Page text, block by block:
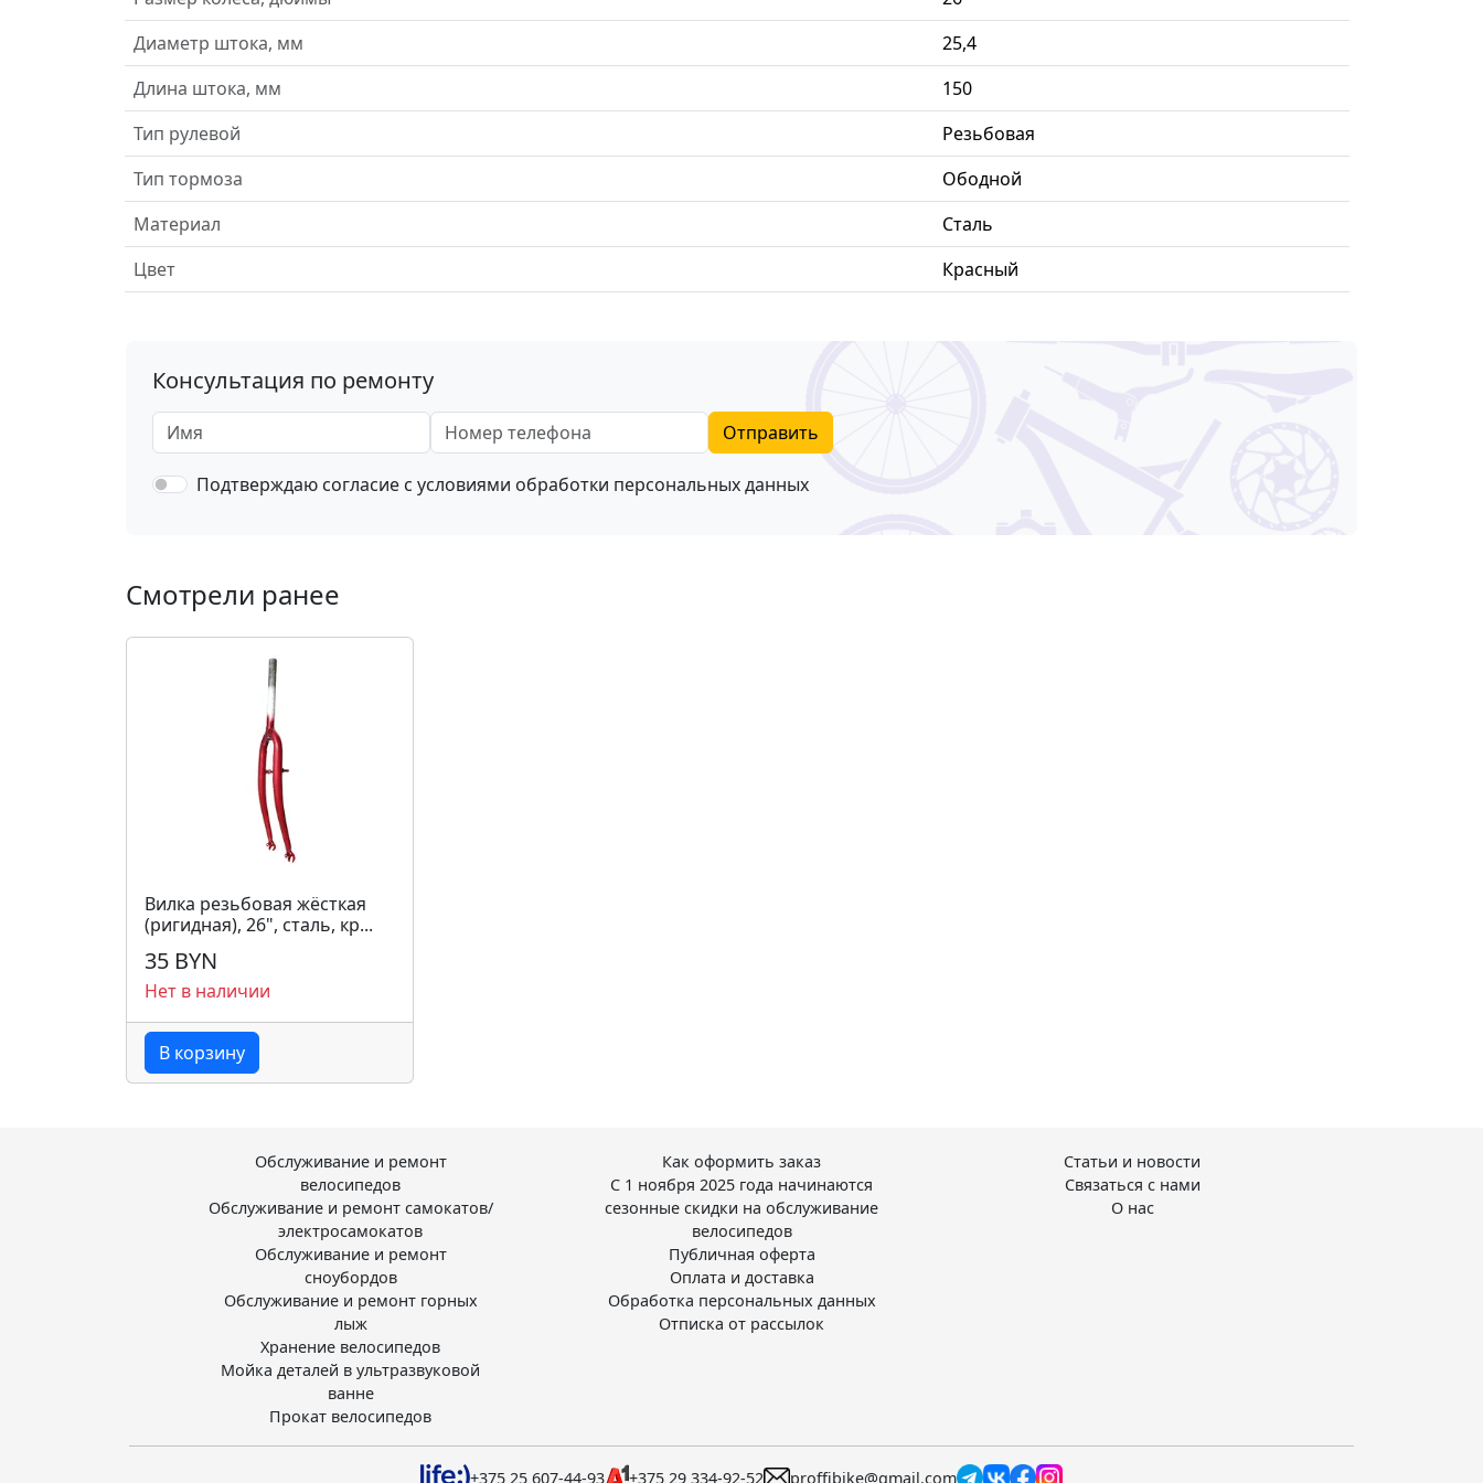
Диаметр штока, мм
25,4
Длина штока, мм
150
Тип рулевой
Резьбовая
Тип тормоза
Ободной
Материал
Сталь
Цвет
Красный
Консультация по ремонту
Имя Номер телефона Отправить
Подтверждаю согласие с условиями обработки персональных данных
Смотрели ранее
Вилка резьбовая жёсткая
(ригидная), 26", сталь, кр...
35 BYN
Нет в наличии
В корзину
Обслуживание и ремонт
велосипедов
Обслуживание и ремонт самокатов/
электросамокатов
Обслуживание и ремонт
сноубордов
Обслуживание и ремонт горных
лыж
Хранение велосипедов
Мойка деталей в ультразвуковой
ванне
Прокат велосипедов
Как оформить заказ
С 1 ноября 2025 года начинаются
сезонные скидки на обслуживание
велосипедов
Публичная оферта
Оплата и доставка
Обработка персональных данных
Отписка от рассылок
Статьи и новости
Связаться с нами
О нас
+375 25 607-44-93 +375 29 334-92-52 proffibike@gmail.com